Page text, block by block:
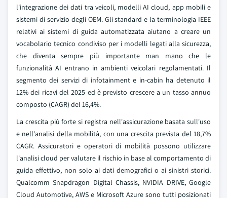
l'integrazione dei dati tra veicoli, modelli AI cloud, app mobili e
sistemi di servizio degli OEM. Gli standard e la terminologia IEEE
relativi ai sistemi di guida automatizzata aiutano a creare un
vocabolario tecnico condiviso per i modelli legati alla sicurezza,
che diventa sempre più importante man mano che le
funzionalità AI entrano in ambienti veicolari regolamentati. Il
segmento dei servizi di infotainment e in-cabin ha detenuto il
12% dei ricavi del 2025 ed è previsto crescere a un tasso annuo
composto (CAGR) del 16,4%.
La crescita più forte si registra nell'assicurazione basata sull'uso
e nell'analisi della mobilità, con una crescita prevista del 18,7%
CAGR. Assicuratori e operatori di mobilità possono utilizzare
l'analisi cloud per valutare il rischio in base al comportamento di
guida effettivo, non solo ai dati demografici o ai sinistri storici.
Qualcomm Snapdragon Digital Chassis, NVIDIA DRIVE, Google
Cloud Automotive, AWS e Microsoft Azure sono tutti posizionati